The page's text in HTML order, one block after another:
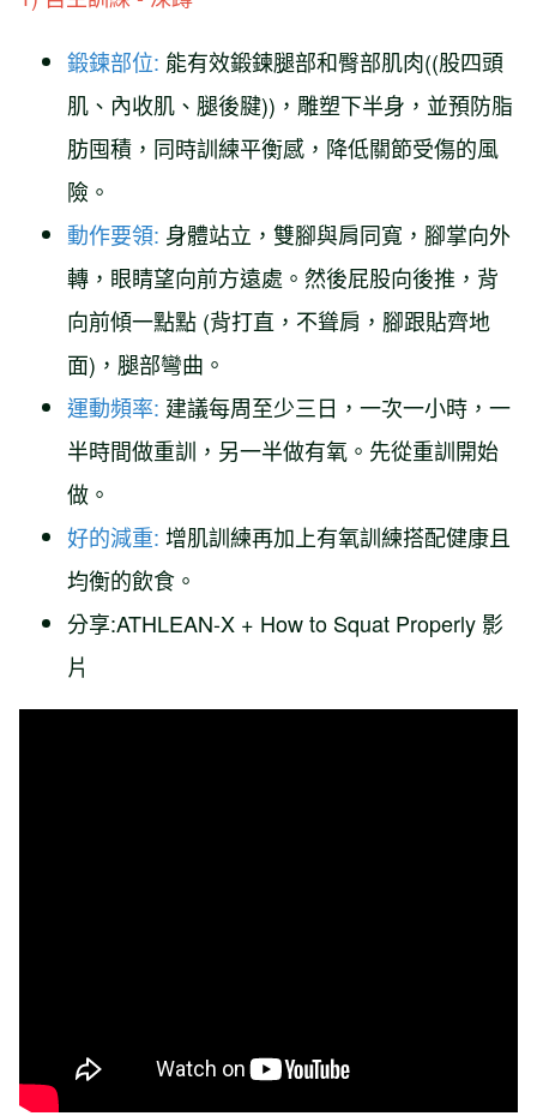
鍛鍊部位: 能有效鍛鍊腿部和臀部肌肉((股四頭
肌、內收肌、腿後腱))，雕塑下半身，並預防脂
肪囤積，同時訓練平衡感，降低關節受傷的風
險。
動作要領: 身體站立，雙腳與肩同寬，腳掌向外
轉，眼睛望向前方遠處。然後屁股向後推，背
向前傾一點點 (背打直，不聳肩，腳跟貼齊地
面)，腿部彎曲。
運動頻率: 建議每周至少三日，一次一小時，一
半時間做重訓，另一半做有氧。先從重訓開始
做。
好的減重: 增肌訓練再加上有氧訓練搭配健康且
均衡的飲食。
分享:ATHLEAN-X + How to Squat Properly 影
片